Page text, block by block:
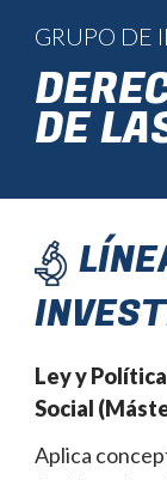
GRUPO DE
DE
Ley y
Social
Aplica